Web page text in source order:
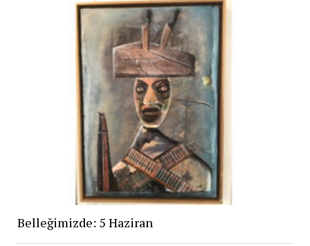
Belleğimizde: 5 Haziran